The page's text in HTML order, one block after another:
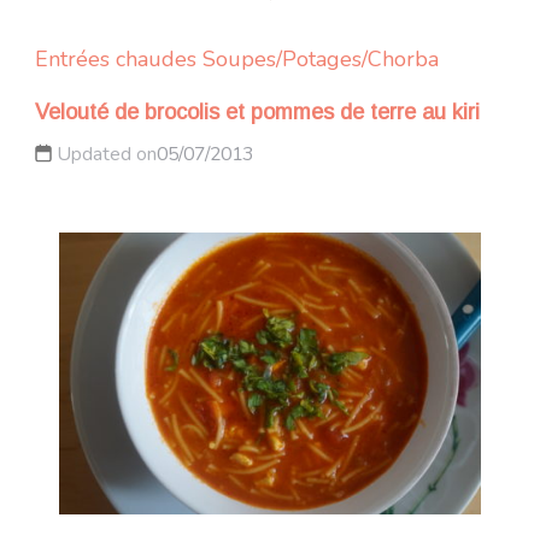
Entrées chaudes Soupes/Potages/Chorba
Velouté de brocolis et pommes de terre au kiri
Updated on05/07/2013